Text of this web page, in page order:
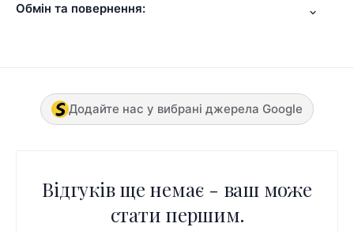
Обмін та повернення:
Додайте нас у вибрані джерела Google
Відгуків ще немає - ваш може
стати першим.